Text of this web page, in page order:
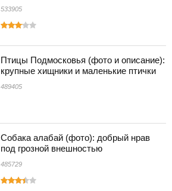
533905
Птицы Подмосковья (фото и описание):
крупные хищники и маленькие птички
489405
Собака алабай (фото): добрый нрав
под грозной внешностью
485729